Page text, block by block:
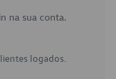
na sua conta.
logados.